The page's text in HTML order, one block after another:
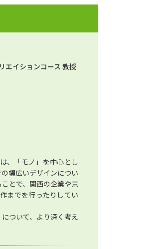
エイションコース 教授
、「モノ」を中心とし
幅広いデザインについ
とで、関西の企業や京
までを行ったりしてい
ついて、より深く考え